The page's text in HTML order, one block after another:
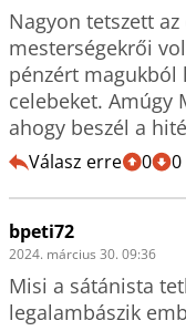
Nagyon tetszett
mesterségekrői
pénzért magukból
celebeket. Amúgy
ahogy beszél a
Válasz erre 0 0
bpeti72
2024. március 30. 09:36
Misi a sátánista
legalambászik